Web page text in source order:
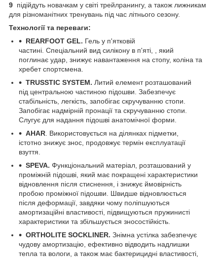
9 підійдуть новачкам у світі трейлранингу, а також лижникам
для різноманітних тренувань під час літнього сезону.
Технології та переваги:
REARFOOT GEL. Гель у п'ятковій
частині. Спеціальний вид силікону в п'яті, , який
поглинає удар, знижує навантаження на стопу, коліна та
хребет спортсмена.
TRUSSTIC SYSTEM. Литий елемент розташований
під центральною частиною підошви. Забезпечує
стабільність, легкість, запобігає скручуванню стопи.
Запобігає надмірній пронації та скручуванню стопи.
Слугує для надання підошві анатомічної форми.
AHAR . Використовується на ділянках підметки,
істотно знижує знос, продовжує термін експлуатації
взуття.
SPEVA. Функціональний матеріал, розташований у
проміжній підошві, який має покращені характеристики
відновлення після стиснення, і знижує ймовірність
пробою проміжної підошви. Швидше відновлюється
після деформації, завдяки чому поліпшуються
амортизаційні властивості, підвищуються пружинисті
характеристики та збільшується зносостійкість.
ORTHOLITE SOCKLINER. Знімна устілка забезпечує
чудову амортизацію, ефективно відводить надлишки
тепла та вологи, а також має бактерицидні властивості,